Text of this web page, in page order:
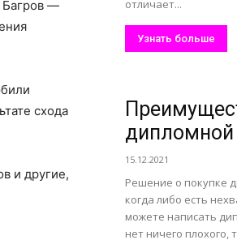
Багров —
схода
и другие,
отличает...
Узнать больше
15.12.2021
Решение о покупке
когда либо есть
можете написать
нет ничего плохого,